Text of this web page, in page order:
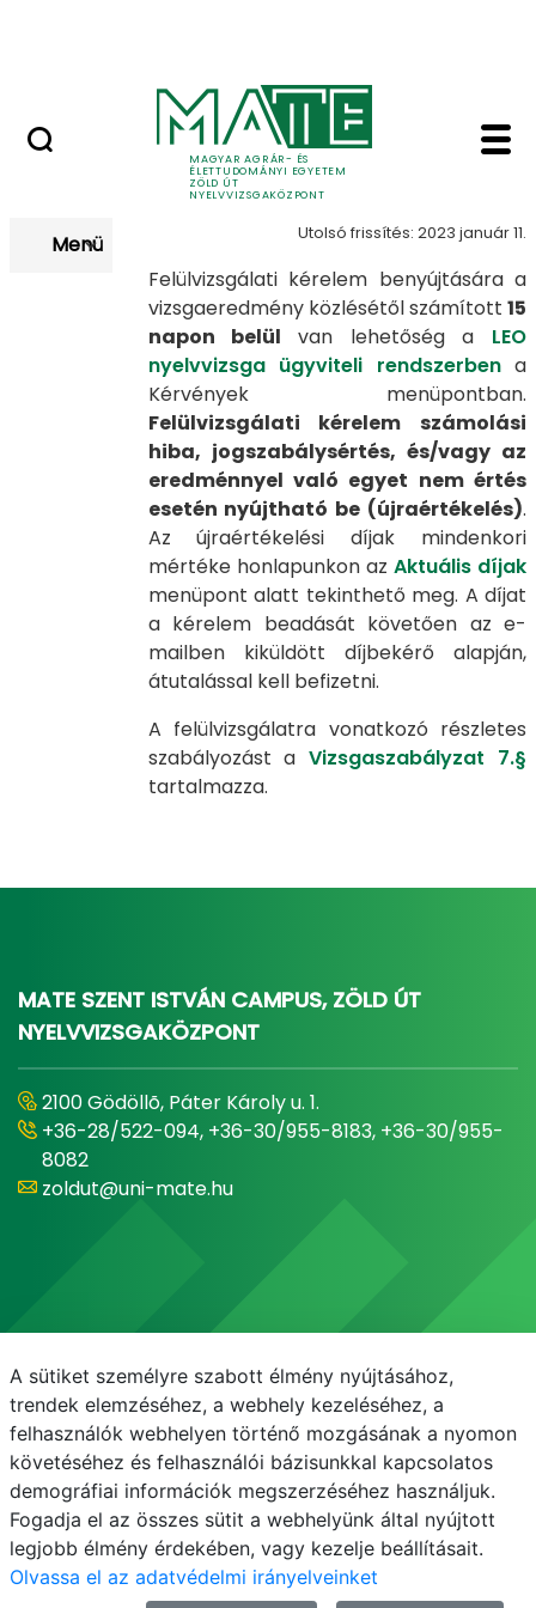
MAGYAR AGRÁR- ÉS
ÉLETTUDOMÁNYI EGYETEM
ZÖLD ÚT
NYELVVIZSGAKÖZPONT
Zöld Út nyelvvizsga
Felülvizsgálat
Menü Utolsó frissítés: 2023 január 11.
Felülvizsgálati kérelem benyújtására a
vizsgaeredmény közlésétől számított 15
napon belül van lehetőség a LEO
nyelvvizsga ügyviteli rendszerbena
Kérvények menüpontban.
Felülvizsgálati kérelem számolási
hiba, jogszabálysértés, és/vagy az
eredménnyel való egyet nem értés
esetén nyújtható be (újraértékelés).
Az újraértékelési díjak mindenkori
mértéke honlapunkon az Aktuális díjak
menüpont alatt tekinthető meg. A díjat
a kérelem beadását követően az e-
mailben kiküldött díjbekérő alapján,
átutalással kell befizetni.
A felülvizsgálatra vonatkozó részletes
szabályozást aVizsgaszabályzat 7.§
tartalmazza.
MATE SZENT ISTVÁN CAMPUS, ZÖLD ÚT
NYELVVIZSGAKÖZPONT
2100 Gödöllõ, Páter Károly u. 1.
+36-28/522-094, +36-30/955-8183, +36-30/955-
8082
zoldut@uni-mate.hu
E-mail Telefonkönyv
A sütiket személyre szabott élmény nyújtásához,
trendek elemzéséhez, a webhely kezeléséhez, a
felhasználók webhelyen történő mozgásának a nyomon
követéséhez és felhasználói bázisunkkal kapcsolatos
demográfiai információk megszerzéséhez használjuk.
Fogadja el az összes sütit a webhelyünk által nyújtott
legjobb élmény érdekében, vagy kezelje beállításait.
Olvassa el az adatvédelmi irányelveinket